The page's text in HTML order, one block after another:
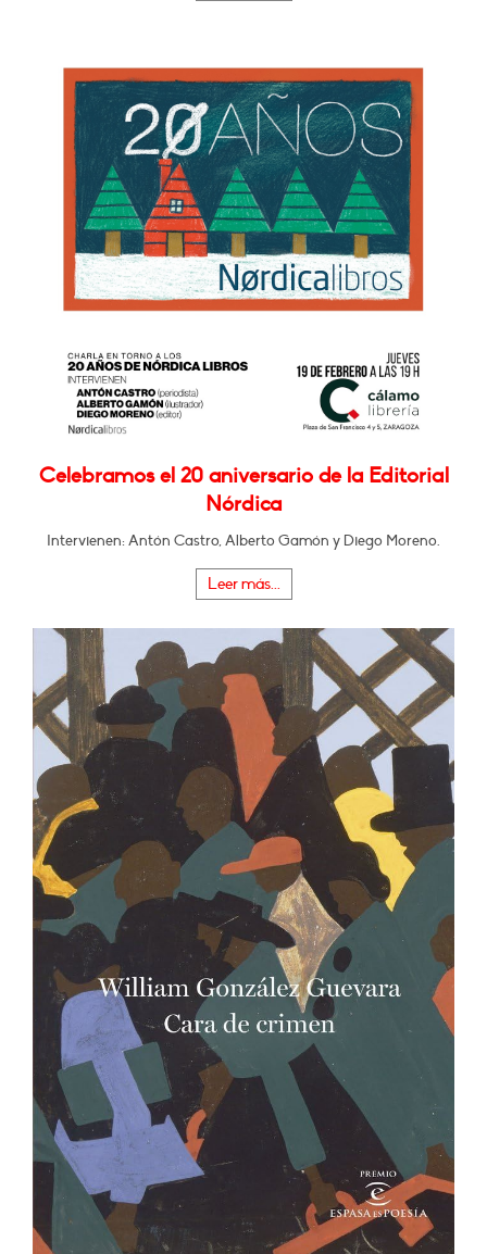
Celebramos el 20 aniversario de la Editorial
Nórdica
Intervienen: Antón Castro, Alberto Gamón y Diego Moreno.
Leer más...